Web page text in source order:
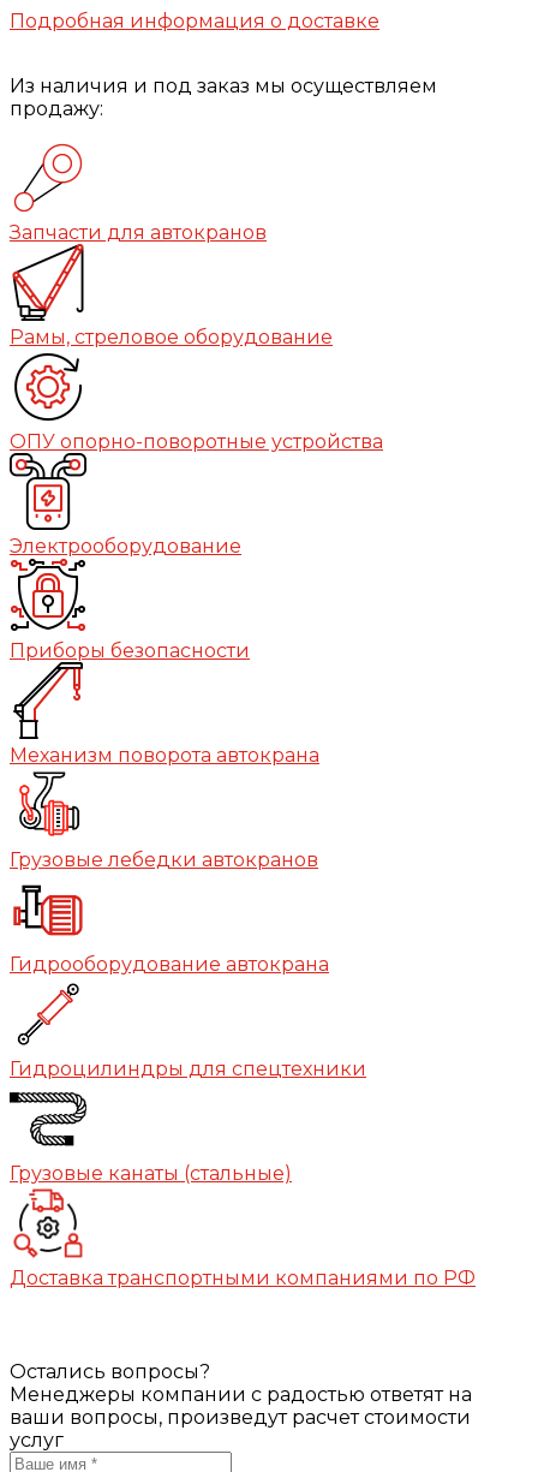
Подробная информация о доставке
Из наличия и под заказ мы осуществляем
продажу:
Запчасти для автокранов
Рамы, стреловое оборудование
ОПУ опорно-поворотные устройства
Электрооборудование
Приборы безопасности
Механизм поворота автокрана
Грузовые лебедки автокранов
Гидрооборудование автокрана
Гидроцилиндры для спецтехники
Грузовые канаты (стальные)
Доставка транспортными компаниями по РФ
Остались вопросы?
Менеджеры компании с радостью ответят на
ваши вопросы, произведут расчет стоимости
услуг